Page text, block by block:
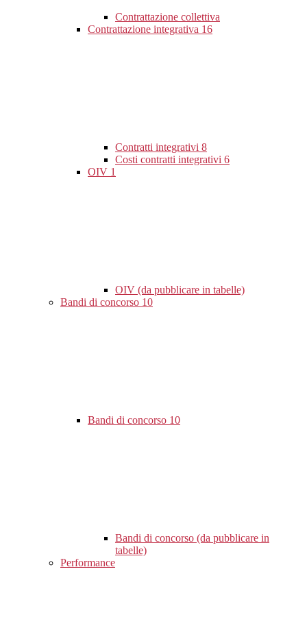
Contrattazione collettiva
Contrattazione integrativa 16
Contratti integrativi 8
Costi contratti integrativi 6
OIV 1
OIV (da pubblicare in tabelle)
Bandi di concorso 10
Bandi di concorso 10
Bandi di concorso (da pubblicare in
tabelle)
Performance